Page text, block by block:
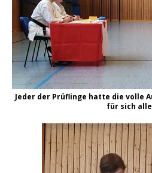
Jeder der Prüflinge hatte die volle
für sich